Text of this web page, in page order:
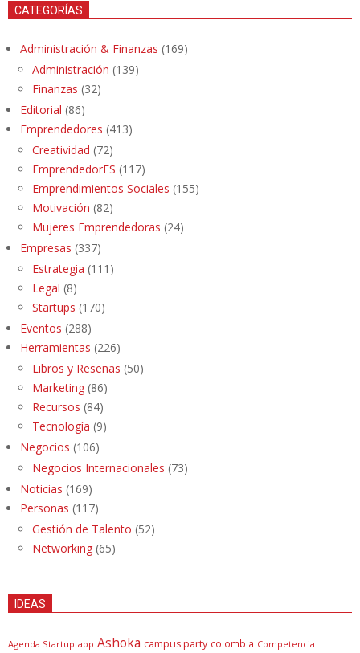
CATEGORÍAS
Administración & Finanzas (169)
Administración (139)
Finanzas (32)
Editorial (86)
Emprendedores (413)
Creatividad (72)
EmprendedorES (117)
Emprendimientos Sociales (155)
Motivación (82)
Mujeres Emprendedoras (24)
Empresas (337)
Estrategia (111)
Legal (8)
Startups (170)
Eventos (288)
Herramientas (226)
Libros y Reseñas (50)
Marketing (86)
Recursos (84)
Tecnología (9)
Negocios (106)
Negocios Internacionales (73)
Noticias (169)
Personas (117)
Gestión de Talento (52)
Networking (65)
IDEAS
Agenda Startup app Ashoka campus party colombia Competencia